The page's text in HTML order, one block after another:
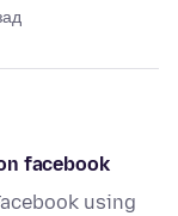
facebook
using